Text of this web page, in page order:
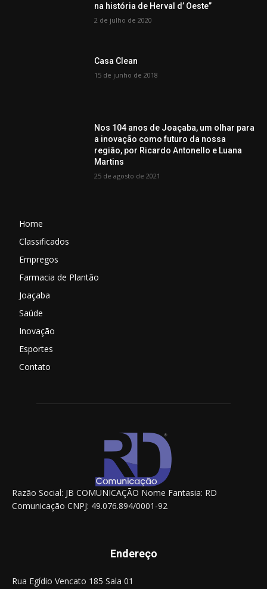
na história de Herval d’ Oeste”
2 de julho de 2020
Casa Clean
15 de junho de 2018
Nos 104 anos de Joaçaba, um olhar para
a inovação como futuro da nossa
região, por Ricardo Antonello e Luana
Martins
25 de agosto de 2021
Home
Classificados
Empregos
Farmacia de Plantão
Joaçaba
Saúde
Inovação
Esportes
Contato
Razão Social: JB COMUNICAÇÃO Nome Fantasia: RD
Comunicação CNPJ: 49.076.894/0001-92
Endereço
Rua Egídio Vencato 185 Sala 01